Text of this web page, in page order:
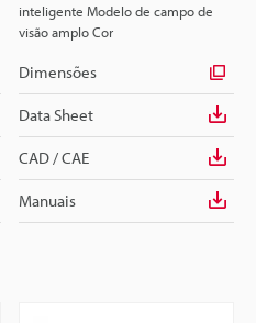
inteligente Modelo de campo de
visão amplo Cor
Dimensões
Data Sheet
CAD / CAE
Manuais